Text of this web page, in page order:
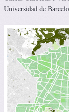
Universidad de